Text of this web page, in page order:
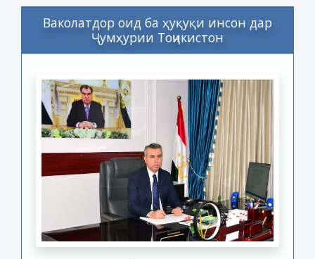
Ваколатдор оид ба ҳуқуқи инсон дар
Ҷумҳурии Тоҷикистон